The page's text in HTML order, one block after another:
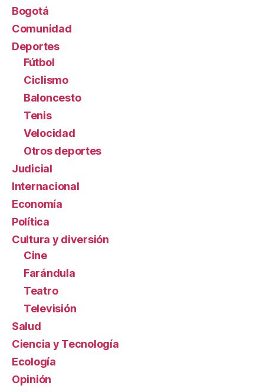
Bogotá
Comunidad
Deportes
Fútbol
Ciclismo
Baloncesto
Tenis
Velocidad
Otros deportes
Judicial
Internacional
Economía
Política
Cultura y diversión
Cine
Farándula
Teatro
Televisión
Salud
Ciencia y Tecnología
Ecología
Opinión